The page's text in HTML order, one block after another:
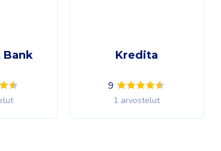
Bank Kredita
9
1 arvostelut